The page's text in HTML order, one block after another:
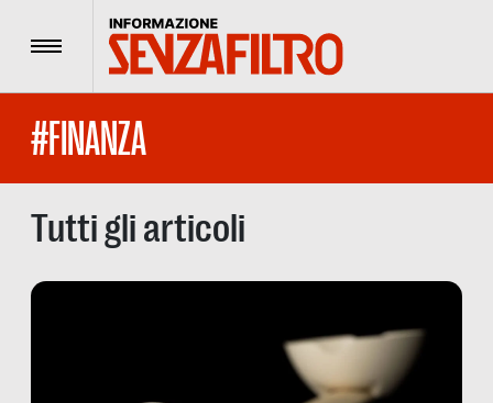
Menu
#FINANZA
Tutti gli articoli